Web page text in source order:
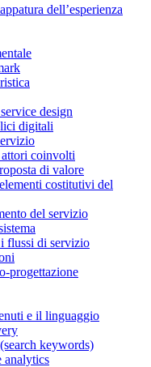
dell’esperienza
design
digitali
coinvolti
di valore
costitutivi del
del servizio
flussi di servizio
progettazione
e il linguaggio
keywords)
analytics